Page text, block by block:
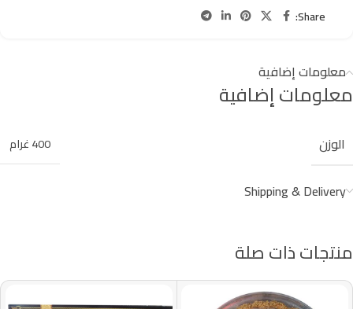
Share:
معلومات إضافية
معلومات إضافية
الوزن 400 غرام
Shipping & Delivery
منتجات ذات صلة